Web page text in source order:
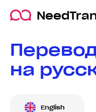
на
English